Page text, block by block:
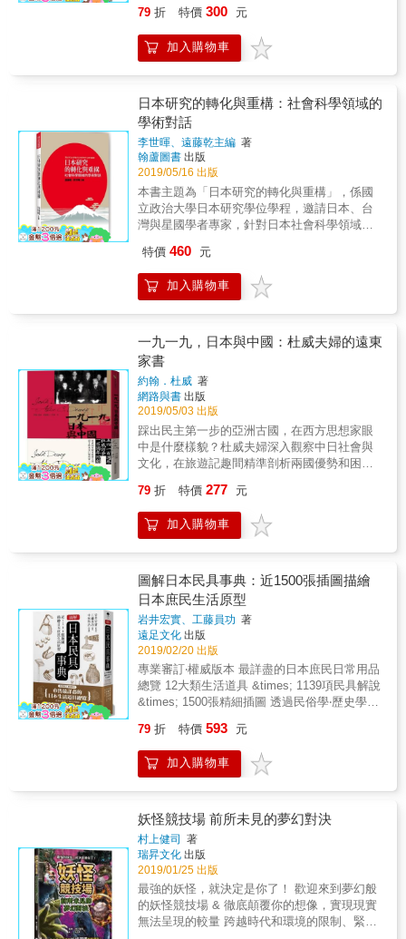
動感的插畫，豐富呈現20位忍者華麗的活躍姿
心法」等專欄，探討忍者之所以強大的祕密。
並收錄「忍者類型診斷測驗」，及可以變身成
為忍者的「忍者體驗景點」， 帶領讀者進一步
了解忍者的生活，離忍者真面目又更貼近一
步！ 本書特色 ◎忍者的姿態、道具、心法、技
能、歷史痕跡&hellip;&hellip;4大章節詳盡介紹
忍者＆忍術祕辛！ ◎豐富照片資料搭配生動插
圖，從「心、技、體」探究忍者心法＆忍術的
強大！ ◎全日本12處忍者名門 &times; 20位活
躍於史實與虛構故事中的知名忍者＆驚人事
蹟！
「面相」、「卦象」判讀一生的命運。 「跳
的休閒， 日本民間流傳的「幽靈」、「祥
瑞」、「神話」也化為每年的祭典與習俗，
「和紙」、「和服」、「和製漢字」更是日本
而出的生活百工，和現今並沒有隔閡。 《日本
民俗圖典》不單是記錄日本古代工藝的偉大百
科， 也見證千年來日本人民對文化火炬的珍視
與傳承， 火焰從未消失，依舊啟蒙著大和民族
的將其傳遞到世界。 透過這本日本傳統與文化
的演進紀錄， 人們得以承接古老的盛世，推陳
出新，讓傳統於現代再現光輝。 本書特色
◎3000張手繪圖，日本古代民俗生活全景展
圖的出處典籍，或說明文字當中所提及的書籍
筆畫順序製成索引附註於書末，附有日文原
名，方便對照。 專業推薦 ◎作家、節目主持人
& 謝哲青 ◎作家 茂呂美耶 ◎「有圖有真相，
日本長這樣！」&mdash;&mdash;實踐大學應
日系助理教授、《表裏日本》作者& 蔡亦竹
明治時代的插畫，在時光旅行中回到明治時
代，從那裡看到了「日本的現在」。 在這麼長
的時間裡，他跑遍日本的國會圖書館、江戶東
誌」、「生活世相史」、「文化史」等參考文
獻，然後整理資料及輸入電腦，建立起自己的
資料庫。本書的書寫即是以這個龐大的資料庫
為基礎，透過當時報章雜誌連載小說的插畫，
來解讀和推測明治初期到中期，100到140年前
日本人的生活樣貌和變化。 那時曾出現「附插
畫的報紙」，如《東京繪入新聞》、《繪入朝
野新聞》等，從報紙名稱「繪入」（插圖）可
知，是以「畫」為賣點。林丈二利用明治初期
到1930年代日本的新聞（報紙）、雜誌裡的
事，發揮豐富的想像與聯想，以「偵探」般的
觀察力找出插畫裡的蛛絲馬跡，仔細探究和挖
掘其中各種物品和潛藏的故事，並深入分析那
格的「丈二流」日本明治時代的文明開化史。
本書開頭是幾篇關於理髮、洗髮的文章，當時
日本有句話「拍拍散切頭便會聽到文明開化的
聲音」，於是「斷髮＝散切頭」成了文明開化
的象徵。當時民眾剪掉丁髷後，感到頭部有些
空蕩，因此日本男子開始流行戴帽子，但穿著
卻仍維持原本的和服，而呈現「和洋混搭」不
協調的模樣。可知在文明開化（＝西洋化）的
做了各種「和洋折衷」的嘗試，譬如使用有色
值得一提的是，林丈二的視線也投向貧窮階
級，書中幾個章節描述「裏長屋」的生活樣
貌，如〈長屋的保母〉、〈貧窮與病人〉、
〈貧窮中的餘裕〉等，藉此強調並非所有的人
都能立即享受到文明開化的結果。可見林丈二
嘗試從各種視角重新詮釋「文明開化」，呈現
庶民的多元樣貌。 這個年代正是文明開化的過
渡期，一些鄉下出身的日本人從未體驗都市的
文明生活，依然生活在舊時代的環境裡。譬如
日本人對裸體的認知，也是在明治維新後出現
了變化。當時在日本的西方人常在文章中提
到，當他們看到日本無論男女都大剌剌地在戶
外裸露身體，無不感到驚訝。而事實上，日本
開始統治臺灣後兩個月，也就是1895年8月，當
局曾對在臺日人發布命令，明訂「禁止露出胯
下外出」，可知早期來臺的日本人當中，仍然
插繪繪師。本書中引用的新聞插繪師，如歌川
國松、水野年方、松本洗耳等人，即是明治時
代的浮世繪師，他們仍然依循江戶時代浮世繪
的描繪方式，只不過他們的插繪不再是「錦
繪」式的多色彩浮世繪，而是因應明治時代報
紙的印製方式，繪製黑白色調的插畫。他們以
明治時代一般庶民生活景致作為題材的「浮世
79 折 特價 300 元
加入購物車
日本研究的轉化與重構：社會科學領域的
學術對話
李世暉、遠藤乾主編 著
翰蘆圖書 出版
2019/05/16 出版
本書主題為「日本研究的轉化與重構」，係國
立政治大學日本研究學位學程，邀請日本、台
灣與星國學者專家，針對日本社會科學領域的
共分成三大篇，分別為： 第一篇「國際關係下
的日本研究對話」：共收羅5篇文章，針對日本
安全保障理論、亞洲安全保障體系、日本安全
障環境。 第二篇「政治學中的日本研究對
話」：共收羅5篇文章，探討日本政治制度變
革、日本首相的國會解散權、日本選區劃分的
政治過程、日本女性參政的制度制約，以及日
本地方行政的跨域治理。此一對話主要是聚焦
在日本政治的「權力歸屬」議題。 第三篇「經
濟與社會文化下的日本研究對話」：共收羅4篇
文章，分析日本教育體系的社福支援、日本研
究倫理的現狀課題、全球化下日本企業的新面
貌，以及日本對台灣政治菁英民族觀念等議
過不同研究領域的學者，以學術對話的方式，
激發出更嶄新的研究火花，並希望透過本書開
啟新的思考方向、發掘出更具研究價值的新議
灣的日本研究成為亞太地區日本研究的模範平
台。
特價 460 元
加入購物車
一九一九，日本與中國：杜威夫婦的遠東
家書
約翰．杜威 著
網路與書 出版
2019/05/03 出版
踩出民主第一步的亞洲古國，在西方思想家眼
中是什麼樣貌？杜威夫婦深入觀察中日社會與
文化，在旅遊記趣間精準剖析兩國優勢和困
年後動盪的世局仍與之共鳴。 五四一百週年，
杜威訪華一百週年回顧 杜威如何親身經歷五
四，留下對東亞巨變的第一手觀察？ 一個意外
國的巨變。他們的家書有思想家的深刻觀察，
也有旅人體驗的溫馨趣味。 一九一九年，哲學
家約翰‧杜威與妻子愛麗絲‧C‧杜威到訪日本和中
國，他們將一路所見所聞記下，寄回美國與遠
方的兒女分享。《一九一九，日本與中國》收
錄了其中六十四封書信。 杜威夫婦原是要到日
本度假散心。在日本與中國的朋友、學生，聽
聞夫婦倆來訪亞洲的消息，便積極邀請他們在
兩國演講、授課。單純的遠東觀光之旅，於是
變成東亞講學之行。 他們在日本停留兩個多
方人認為古老停滯的國度化身民主舞臺，民意
對抗強權的歷史大戲就在眼前展開。兩人一邊
講演，提倡著民主、教育與平權，一邊回想經
個亞洲古國和全球的政治局勢、社會變革與風
土民情，一待就是兩年餘。 這六十四封家書，
是杜威夫婦的異國行旅札記，是深刻全面的人
文觀察，也是他們理清思路、建構往後思想的
筆記；為讀者帶來旅遊逸趣外，更引領我們凝
視變動的亞洲，跟隨兩人思索世界的過去與未
來。 在五四中國這個舞臺上，杜威既是觀眾，
79 折 特價 277 元
加入購物車
圖解日本民具事典：近1500張插圖描繪
日本庶民生活原型
岩井宏實、工藤員功 著
遠足文化 出版
2019/02/20 出版
專業審訂‧權威版本 最詳盡的日本庶民日常用品
總覽 12大類生活道具 &times; 1139項民具解說
&times; 1500張精細插圖 透過民俗學‧歷史學觀
日本物質文化體系 何謂民具？ 昭和十一年
（1936）在《民具蒐集調查要目》中，針對
「民具」的定義如下： 民具是「我國同胞基於
項目分為： 一、衣食住的相關物品 二、謀生的
相關物品 三、通信、運輸的相關物品 四、團體
生活的相關物品 五、禮儀的相關物品 六、信仰
儀式的相關物品 七、娛樂、遊戲比賽的相關物
品 八、玩具、吉祥物 「民具」二字給人的感覺
不外乎是衣食住、謀生、搬運之類的器具，其
實範圍遍及生活中的大小事，那是人們因應生
活所需，製作使用並傳承給後代的所有器具與
79 折 特價 593 元
加入購物車
妖怪競技場 前所未見的夢幻對決
村上健司
著
瑞昇文化 出版
2019/01/25 出版
最強的妖怪，就決定是你了！ 歡迎來到夢幻般
的妖怪競技場 & 徹底顛覆你的想像，實現現實
無法呈現的較量 跨越時代和環境的限制、緊張